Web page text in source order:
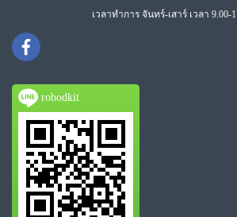
เวลาทำการ จันทร์-เสาร์ เวลา 9.00-
robodkit